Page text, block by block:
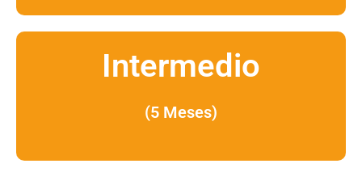
Intermedio
(5 Meses)